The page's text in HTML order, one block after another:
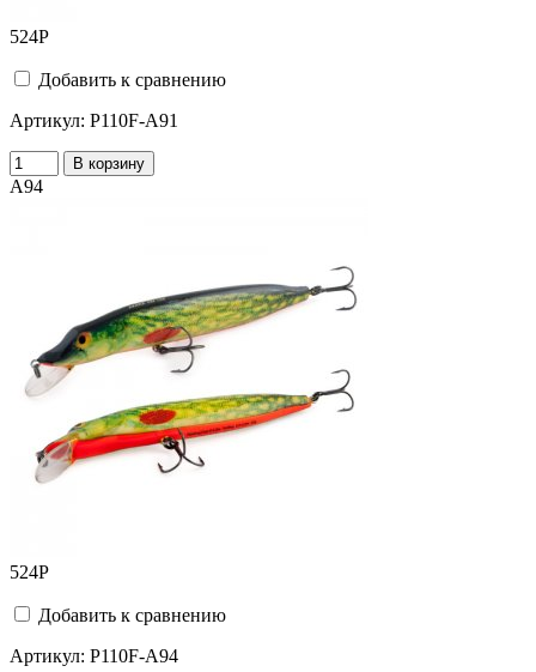
524Р
Добавить к сравнению
Артикул: P110F-A91
В корзину
A94
524Р
Добавить к сравнению
Артикул: P110F-A94